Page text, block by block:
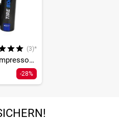
(3)*
Tire Booster - Tubeless Kompressor inkl, Gurt
-28%